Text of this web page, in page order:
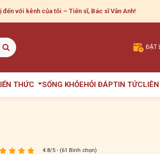
đến với kênh của tôi – Tiến sĩ, Bác sĩ Vân Anh!
ĐẶT
THỨC SỐNG KHỎEHỎI ĐÁPTIN TỨC
4.8/5 - (61 Bình chọn)